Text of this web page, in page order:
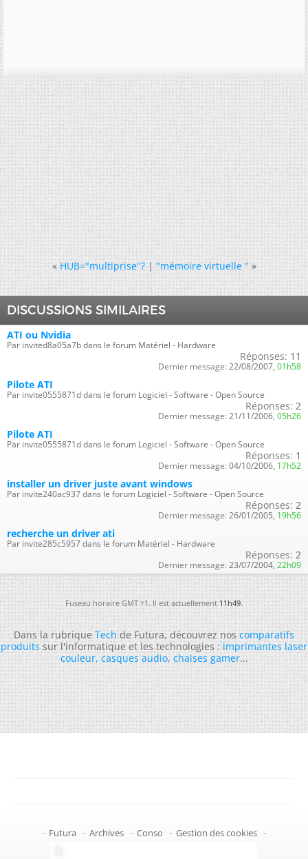
« HUB="multiprise"?|"mémoire virtuelle " »
DISCUSSIONS SIMILAIRES
ATI ou Nvidia
Par invited8a05a7b dans le forum Matériel - Hardware
Réponses: 11
Dernier message: 22/08/2007, 01h58
Pilote ATI
Par invite0555871d dans le forum Logiciel - Software - Open Source
Réponses: 2
Dernier message: 21/11/2006, 05h26
Pilote ATI
Par invite0555871d dans le forum Logiciel - Software - Open Source
Réponses: 1
Dernier message: 04/10/2006, 17h52
installer un driver juste avant windows
Par invite240ac937 dans le forum Logiciel - Software - Open Source
Réponses: 2
Dernier message: 26/01/2005, 19h56
recherche un driver ati
Par invite285c5957 dans le forum Matériel - Hardware
Réponses: 2
Dernier message: 23/07/2004, 22h09
Fuseau horaire GMT +1. Il est actuellement11h49.
Dans la rubriqueTechde Futura, découvrez noscomparatifs
produitssur l'informatique et les technologies :imprimantes laser
couleur,casques audio,chaises gamer...
- Futura - Archives - Conso - Gestion des cookies -